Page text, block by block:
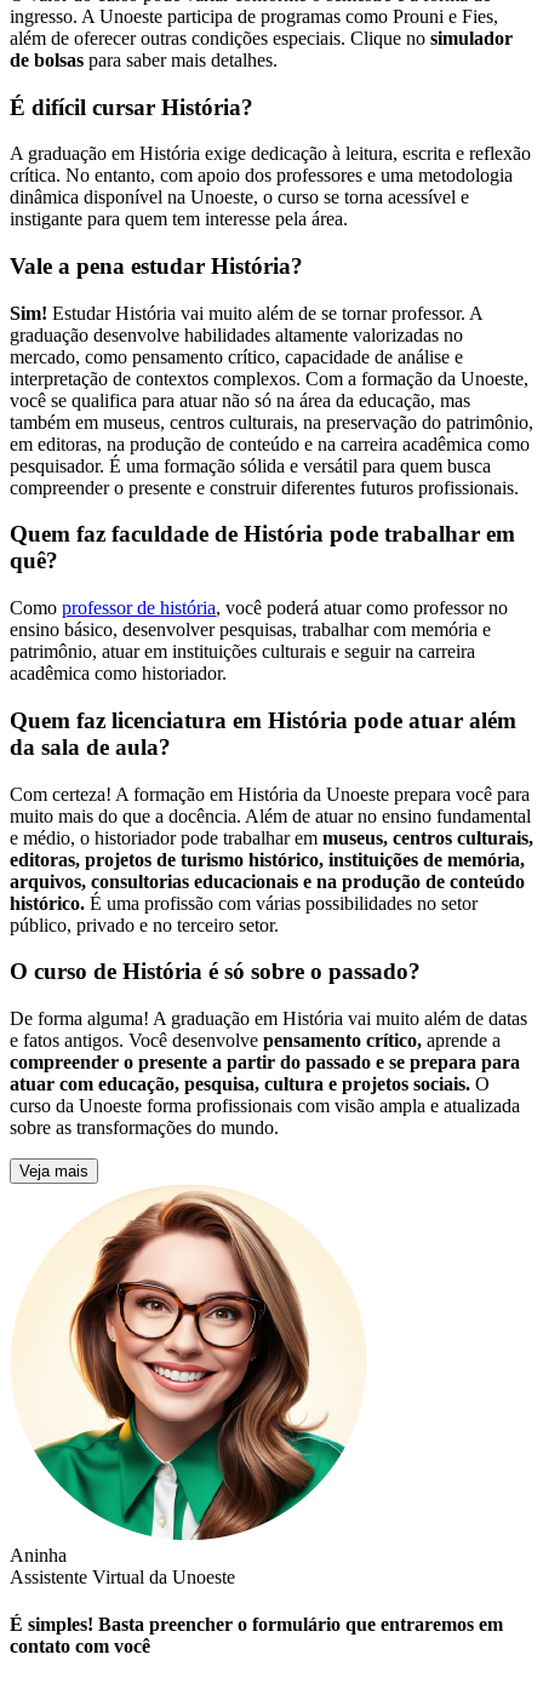
ingresso. A Unoeste participa de programas como Prouni e Fies,
além de oferecer outras condições especiais. Clique no simulador
de bolsas para saber mais detalhes.
É difícil cursar História?
A graduação em História exige dedicação à leitura, escrita e reflexão
crítica. No entanto, com apoio dos professores e uma metodologia
dinâmica disponível na Unoeste, o curso se torna acessível e
instigante para quem tem interesse pela área.
Vale a pena estudar História?
Sim! Estudar História vai muito além de se tornar professor. A
graduação desenvolve habilidades altamente valorizadas no
mercado, como pensamento crítico, capacidade de análise e
interpretação de contextos complexos. Com a formação da Unoeste,
você se qualifica para atuar não só na área da educação, mas
também em museus, centros culturais, na preservação do patrimônio,
em editoras, na produção de conteúdo e na carreira acadêmica como
pesquisador. É uma formação sólida e versátil para quem busca
compreender o presente e construir diferentes futuros profissionais.
Quem faz faculdade de História pode trabalhar em
quê?
Como professor de história, você poderá atuar como professor no
ensino básico, desenvolver pesquisas, trabalhar com memória e
patrimônio, atuar em instituições culturais e seguir na carreira
acadêmica como historiador.
Quem faz licenciatura em História pode atuar além
da sala de aula?
Com certeza! A formação em História da Unoeste prepara você para
muito mais do que a docência. Além de atuar no ensino fundamental
e médio, o historiador pode trabalhar em museus, centros culturais,
editoras, projetos de turismo histórico, instituições de memória,
arquivos, consultorias educacionais e na produção de conteúdo
histórico. É uma profissão com várias possibilidades no setor
público, privado e no terceiro setor.
O curso de História é só sobre o passado?
De forma alguma! A graduação em História vai muito além de datas
e fatos antigos. Você desenvolve pensamento crítico, aprende a
compreender o presente a partir do passado e se prepara para
atuar com educação, pesquisa, cultura e projetos sociais. O
curso da Unoeste forma profissionais com visão ampla e atualizada
sobre as transformações do mundo.
Veja mais
Aninha
Assistente Virtual da Unoeste
É simples! Basta preencher o formulário que entraremos em
contato com você